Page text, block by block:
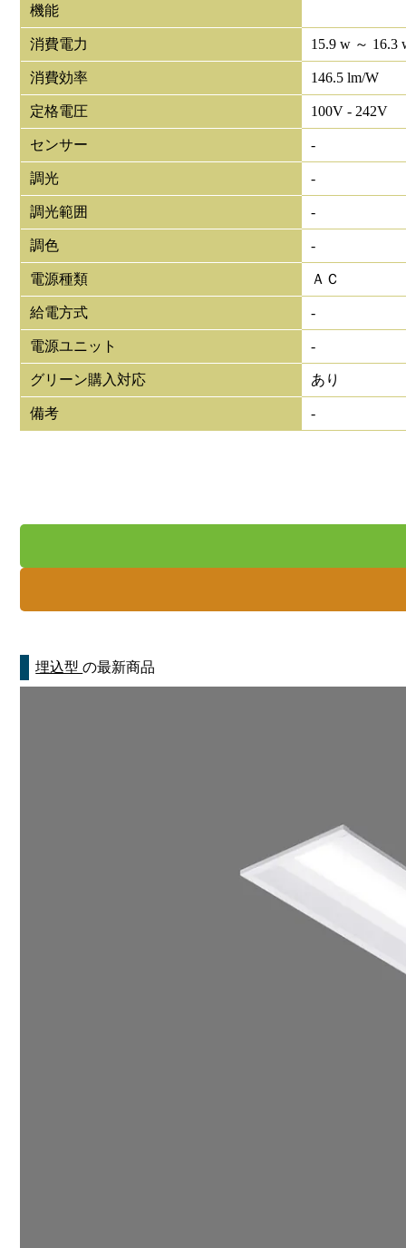
機能
消費電力 15.9 w ～ 16.3
消費効率 146.5 lm/W
定格電圧 100V - 242V
センサー -
調光 -
調光範囲 -
調色 -
電源種類 ＡＣ
給電方式 -
電源ユニット -
グリーン購入対応 あり
備考 -
埋込型の最新商品